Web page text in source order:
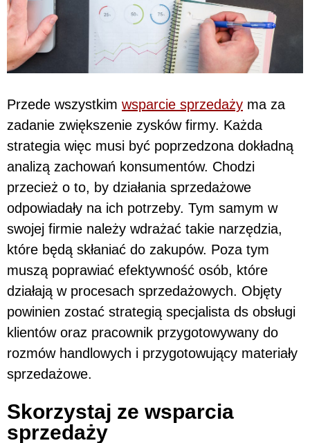
Przede wszystkim wsparcie sprzedaży ma za
zadanie zwiększenie zysków firmy. Każda
strategia więc musi być poprzedzona dokładną
analizą zachowań konsumentów. Chodzi
przecież o to, by działania sprzedażowe
odpowiadały na ich potrzeby. Tym samym w
swojej firmie należy wdrażać takie narzędzia,
które będą skłaniać do zakupów. Poza tym
muszą poprawiać efektywność osób, które
działają w procesach sprzedażowych. Objęty
powinien zostać strategią specjalista ds obsługi
klientów oraz pracownik przygotowywany do
rozmów handlowych i przygotowujący materiały
sprzedażowe.
Skorzystaj ze wsparcia
sprzedaży